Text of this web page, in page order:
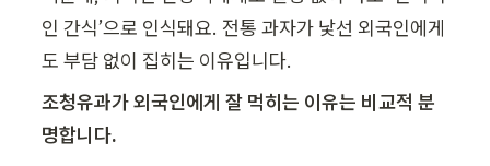
인 간식’으로 인식돼요. 전통 과자가 낯선 외국인에게
도 부담 없이 집히는 이유입니다.
조청유과가 외국인에게 잘 먹히는 이유는 비교적 분
명합니다.